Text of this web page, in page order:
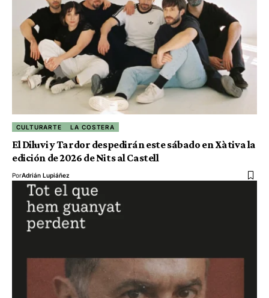
CULTURARTE LA COSTERA
El Diluvi y Tardor despedirán este sábado en Xàtiva la
edición de 2026 de Nits al Castell
PorAdrián Lupiáñez